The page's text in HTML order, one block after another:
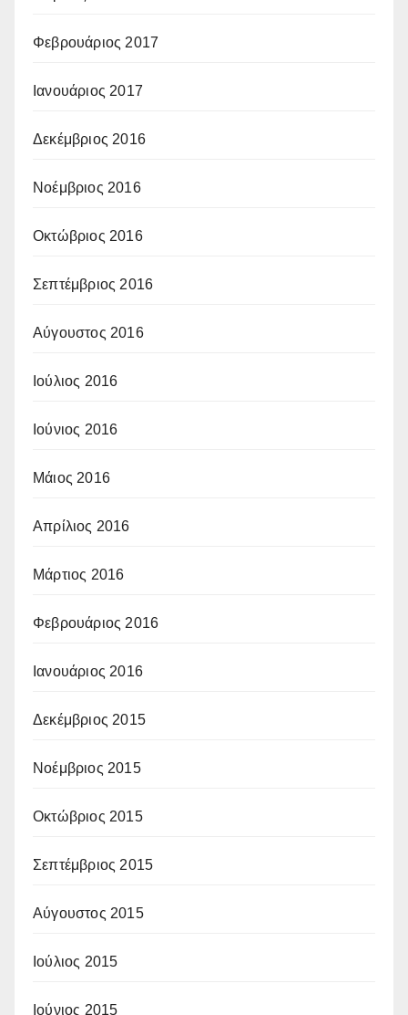
Φεβρουάριος 2017
Ιανουάριος 2017
Δεκέμβριος 2016
Νοέμβριος 2016
Οκτώβριος 2016
Σεπτέμβριος 2016
Αύγουστος 2016
Ιούλιος 2016
Ιούνιος 2016
Μάιος 2016
Απρίλιος 2016
Μάρτιος 2016
Φεβρουάριος 2016
Ιανουάριος 2016
Δεκέμβριος 2015
Νοέμβριος 2015
Οκτώβριος 2015
Σεπτέμβριος 2015
Αύγουστος 2015
Ιούλιος 2015
Ιούνιος 2015